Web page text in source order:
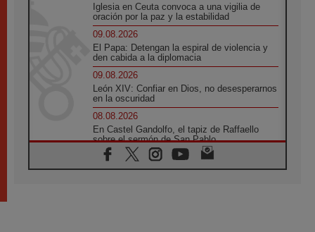
Iglesia en Ceuta convoca a una vigilia de
oración por la paz y la estabilidad
09.08.2026
El Papa: Detengan la espiral de violencia y
den cabida a la diplomacia
09.08.2026
León XIV: Confiar en Dios, no desesperarnos
en la oscuridad
08.08.2026
En Castel Gandolfo, el tapiz de Raffaello
sobre el sermón de San Pablo
08.08.2026
En Colombia, «la paz no se compra con una